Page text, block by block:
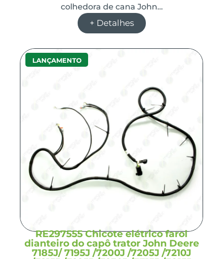
colhedora de cana John…
+ Detalhes
LANÇAMENTO
RE297555 Chicote elétrico farol
dianteiro do capô trator John Deere
7185J/ 7195J /7200J /7205J /7210J